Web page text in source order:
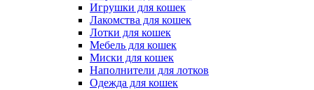
Игрушки для кошек
Лакомства для кошек
Лотки для кошек
Мебель для кошек
Миски для кошек
Наполнители для лотков
Одежда для кошек